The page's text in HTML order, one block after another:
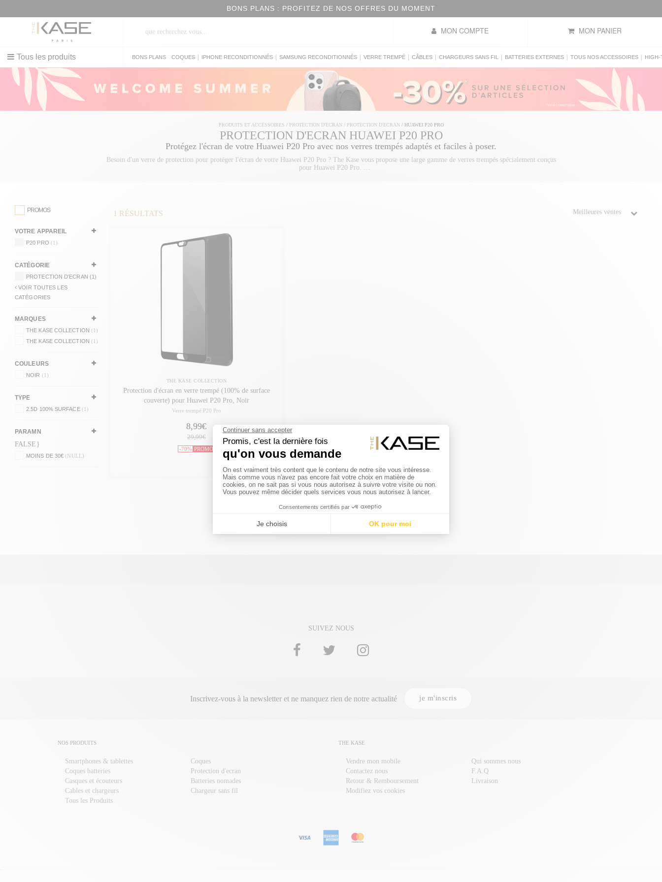
BONS PLANS : PROFITEZ DE NOS OFFRES DU MOMENT
Tous les produits
MON COMPTE MON PANIER
BONS PLANS COQUES IPHONE RECONDITIONNÉS SAMSUNG RECONDITIONNÉS VERRE TREMPÉ CÂBLES CHARGEURS SANS FIL BATTERIES EXTERNES TOUS NOS ACCESSOIRES HIGH-
PRODUITS ET ACCESSOIRES / PROTECTION D'ECRAN / PROTECTION D'ECRAN / HUAWEI P20 PRO
PROTECTION D'ECRAN HUAWEI P20 PRO
Protégez l'écran de votre Huawei P20 Pro avec nos verres trempés adaptés et faciles à poser.
Besoin d'un verre de protection pour protéger l'écran de votre Huawei P20 Pro ? The Kase vous propose une large gamme de verres trempés spécialement conçus
pour Huawei P20 Pro.
PROMOS
VOTRE APPAREIL
P20 PRO (1)
CATÉGORIE
PROTECTION D'ECRAN (1)
VOIR TOUTES LES
CATÉGORIES
MARQUES
THE KASE COLLECTION (1)
THE KASE COLLECTION (1)
COULEURS
NOIR (1)
TYPE
2.5D 100% SURFACE (1)
PARAMN
FALSE}
MOINS DE 30€(NULL)
1 RÉSULTATS
THE KASE COLLECTION
Protection d'écran en verre trempé (100% de surface
couverte) pour Huawei P20 Pro, Noir
Verre trempé P20 Pro
8,99€
29,99€
-70% PROMO
1sur1produits
SUIVEZ NOUS
Inscrivez-vous à la newsletter et ne manquez rien de notre actualité je m'inscris
NOS PRODUITS
Smartphones & tablettes
Coques
Coques batteries
Protection d'ecran
Casques et écouteurs
Batteries nomades
Cables et chargeurs
Chargeur sans fil
Tous les Produits
THE KASE
Vendre mon mobile
Qui sommes nous
Contactez nous
F.A.Q
Retour & Remboursement
Livraison
Modifiez vos cookies